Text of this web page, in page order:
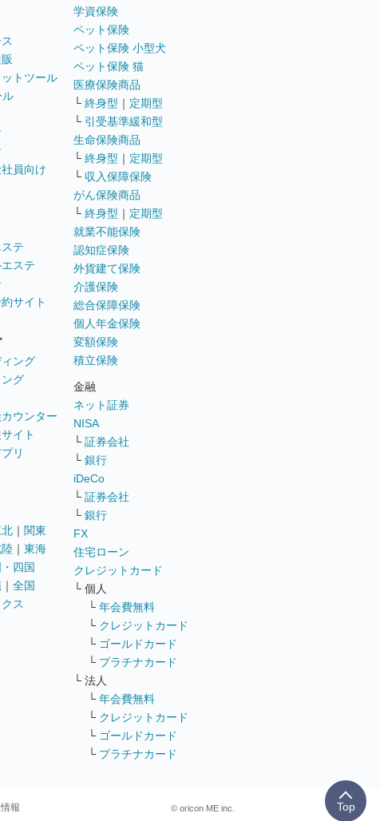
トツール
ル
員向け
テ
ステ
サイト
ング
グ
ウンター
イト
リ
｜ 関東
｜ 東海
四国
｜ 全国
ス
学資保険
ペット保険
ペット保険 小型犬
ペット保険 猫
医療保険商品
└ 終身型 ｜ 定期型
└ 引受基準緩和型
生命保険商品
└ 終身型 ｜ 定期型
└ 収入保障保険
がん保険商品
└ 終身型 ｜ 定期型
就業不能保険
認知症保険
外貨建て保険
介護保険
総合保障保険
個人年金保険
変額保険
積立保険
金融
ネット証券
NISA
└ 証券会社
└ 銀行
iDeCo
└ 証券会社
└ 銀行
FX
住宅ローン
クレジットカード
└ 個人
└ 年会費無料
└ クレジットカード
└ ゴールドカード
└ プラチナカード
└ 法人
└ 年会費無料
└ クレジットカード
└ ゴールドカード
└ プラチナカード
報 © oricon ME inc. Top